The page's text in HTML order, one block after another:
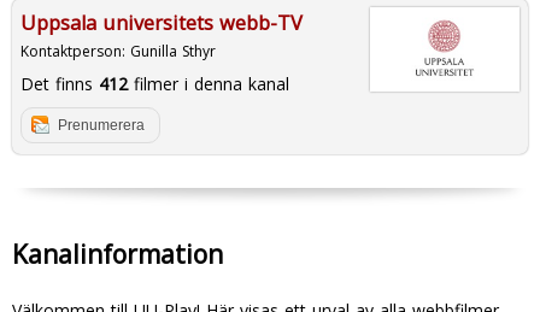
Uppsala universitets webb-TV
Kontaktperson: Gunilla Sthyr
Det finns 412filmer i denna kanal
Prenumerera
Kanalinformation